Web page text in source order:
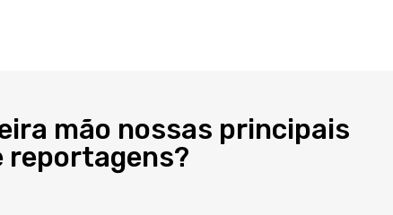
mão nossas principais
reportagens?